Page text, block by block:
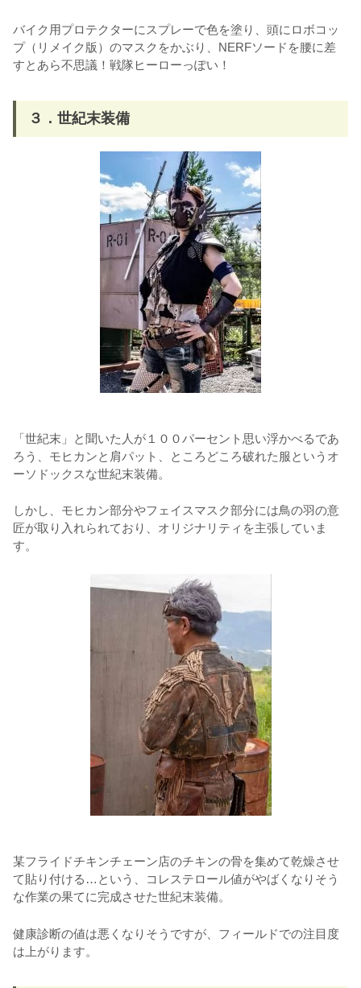
バイク用プロテクターにスプレーで色を塗り、頭にロボコッ
プ（リメイク版）のマスクをかぶり、NERFソードを腰に差
すとあら不思議！戦隊ヒーローっぽい！
３．世紀末装備
「世紀末」と聞いた人が１００パーセント思い浮かべるであ
ろう、モヒカンと肩パット、ところどころ破れた服というオ
ーソドックスな世紀末装備。
しかし、モヒカン部分やフェイスマスク部分には鳥の羽の意
匠が取り入れられており、オリジナリティを主張していま
す。
某フライドチキンチェーン店のチキンの骨を集めて乾燥させ
て貼り付ける…という、コレステロール値がやばくなりそう
な作業の果てに完成させた世紀末装備。
健康診断の値は悪くなりそうですが、フィールドでの注目度
は上がります。